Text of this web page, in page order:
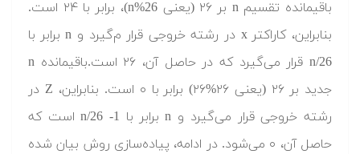
باقیمانده تقسیم n بر ۲۶ (یعنی n%26)، برابر با ۲۴ است.
بنابراین، کاراکتر x در رشته خروجی قرار م‌گیرد و n برابر با
n/26 قرار می‌گیرد که در حاصل آن، ۲۶ است.باقیمانده n
جدید بر ۲۶ (یعنی ۲۶%۲۶) برابر با ۰ است. بنابراین، Z در
رشته خروجی قرار می‌گیرد و n برابر با n/26 -1 است که
حاصل آن، ۰ می‌شود. در ادامه، پیاده‌سازی روش بیان شده